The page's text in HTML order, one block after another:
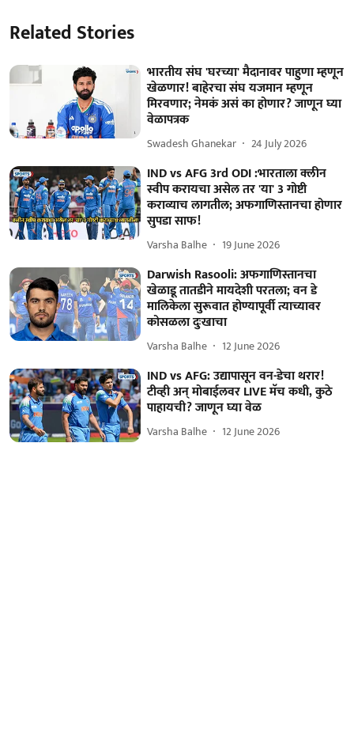
Related Stories
भारतीय संघ 'घरच्या' मैदानावर पाहुणा म्हणून
खेळणार! बाहेरचा संघ यजमान म्हणून
मिरवणार; नेमकं असं का होणार? जाणून घ्या
वेळापत्रक
Swadesh Ghanekar 24 July 2026
IND vs AFG 3rd ODI :भारताला क्लीन
स्वीप करायचा असेल तर 'या' 3 गोष्टी
कराव्याच लागतील; अफगाणिस्तानचा होणार
सुपडा साफ!
Varsha Balhe 19 June 2026
Darwish Rasooli: अफगाणिस्तानचा
खेळाडू तातडीने मायदेशी परतला; वन डे
मालिकेला सुरूवात होण्यापूर्वी त्याच्यावर
कोसळला दुःखाचा
Varsha Balhe 12 June 2026
IND vs AFG: उद्यापासून वन-डेचा थरार!
टीव्ही अन् मोबाईलवर LIVE मॅच कधी, कुठे
पाहायची? जाणून घ्या वेळ
Varsha Balhe 12 June 2026